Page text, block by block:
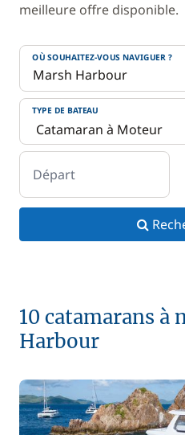
meilleure offre disponible.
OÙ SOUHAITEZ-VOUS NAVIGUER ?
TYPE DE BATEAU
Départ
10 catamarans à
Harbour